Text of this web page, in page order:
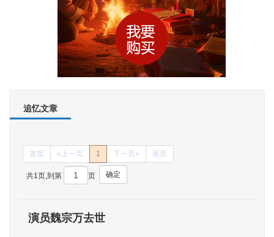
追忆文章
首页 «上一页 1 下一页» 尾页
共1页,到第 页 确定
演员魏宗万去世